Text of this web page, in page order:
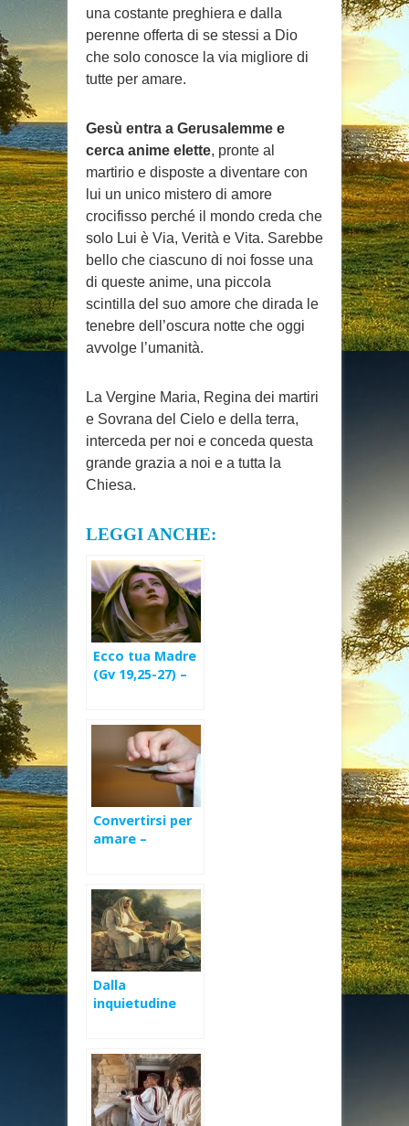
una costante preghiera e dalla
perenne offerta di se stessi a Dio
che solo conosce la via migliore di
tutte per amare.
Gesù entra a Gerusalemme e
cerca anime elette, pronte al
martirio e disposte a diventare con
lui un unico mistero di amore
crocifisso perché il mondo creda che
solo Lui è Via, Verità e Vita. Sarebbe
bello che ciascuno di noi fosse una
di queste anime, una piccola
scintilla del suo amore che dirada le
tenebre dell’oscura notte che oggi
avvolge l’umanità.
La Vergine Maria, Regina dei martiri
e Sovrana del Cielo e della terra,
interceda per noi e conceda questa
grande grazia a noi e a tutta la
Chiesa.
LEGGI ANCHE:
Ecco tua Madre
(Gv 19,25-27) –
Convertirsi per
amare –
Dalla
inquietudine
4,5-42)